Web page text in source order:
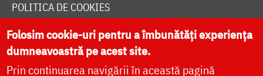
POLITICA DE COOKIES
DONEAZĂ ONLINE PENTRU CATEDRALA NAȚIONALĂ
LIVE
Folosim cookie-uri pentru a îmbunătăți experiența
dumneavoastră pe acest site.
Prin continuarea navigării în această pagină